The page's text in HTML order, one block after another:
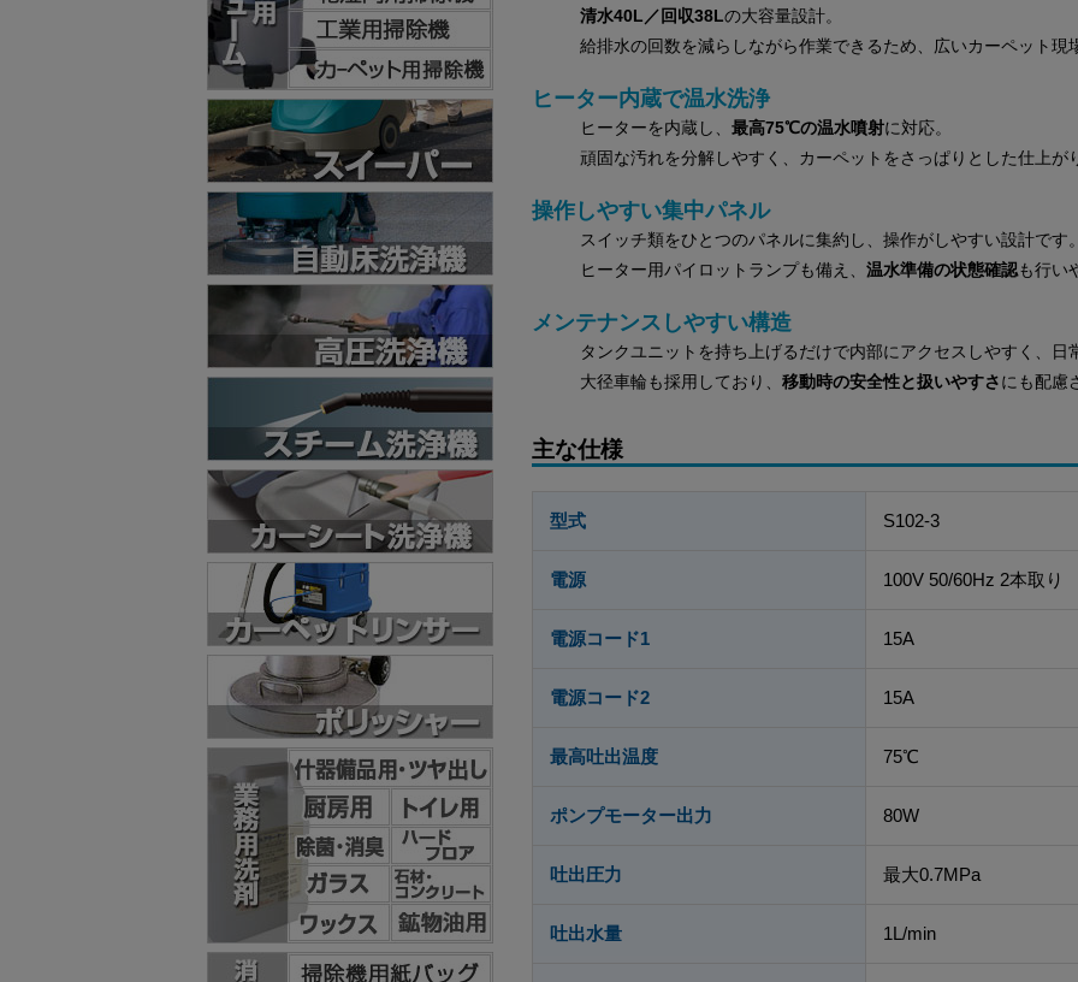
清水40L／回収38Lの大容量設計。
給排水の回数を減らしながら作業できるため、広いカーペット
ヒーター内蔵で温水洗浄
ヒーターを内蔵し、 最高75℃の温水噴射に対応。
頑固な汚れを分解しやすく、カーペットをさっぱりとした仕上が
操作しやすい集中パネル
スイッチ類をひとつのパネルに集約し、操作がしやすい設計です
ヒーター用パイロットランプも備え、 温水準備の状態確認も行い
メンテナンスしやすい構造
タンクユニットを持ち上げるだけで内部にアクセスしやすく、
大径車輪も採用しており、 移動時の安全性と扱いやすさにも配慮
主な仕様
型式 S102-3
電源 100V 50/60Hz 2本取り
電源コード1 15A
電源コード2 15A
最高吐出温度 75℃
ポンプモーター出力 80W
吐出圧力 最大0.7MPa
吐出水量 1L/min